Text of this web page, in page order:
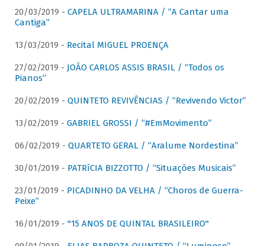
20/03/2019 - CAPELA ULTRAMARINA / “A Cantar uma
Cantiga”
13/03/2019 - Recital MIGUEL PROENÇA
27/02/2019 - JOÃO CARLOS ASSIS BRASIL / “Todos os
Pianos”
20/02/2019 - QUINTETO REVIVÊNCIAS / “Revivendo Victor”
13/02/2019 - GABRIEL GROSSI / “#EmMovimento”
06/02/2019 - QUARTETO GERAL / “Aralume Nordestina”
30/01/2019 - PATRíCIA BIZZOTTO / “Situações Musicais”
23/01/2019 - PICADINHO DA VELHA / “Choros de Guerra-
Peixe”
16/01/2019 - "15 ANOS DE QUINTAL BRASILEIRO"